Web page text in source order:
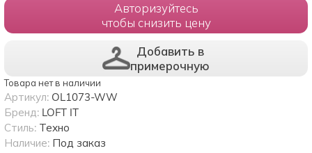
Авторизуйтесь
чтобы снизить цену
Добавить в
примерочную
Товара нет в наличии
Артикул: OL1073-WW
Бренд: LOFT IT
Стиль: Техно
Наличие: Под заказ